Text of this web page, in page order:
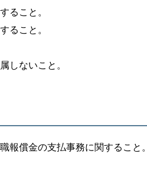
ること。
ること。
しないこと。
報償金の支払事務に関すること。